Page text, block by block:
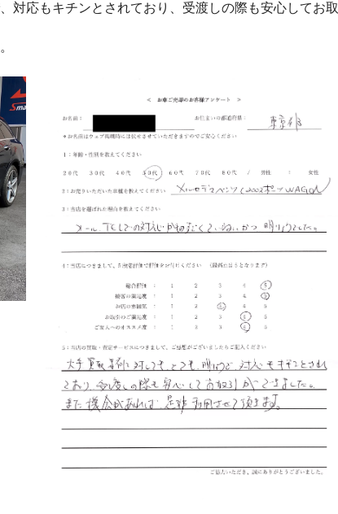
対応もキチンとされており、受渡しの際も安心してお取